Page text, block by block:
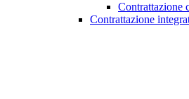
Contrattazione
Contrattazione